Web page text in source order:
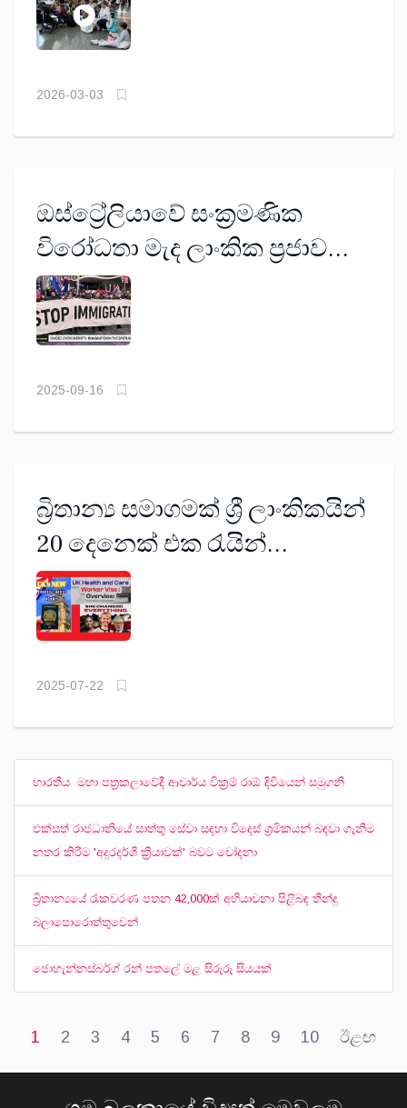
2026-03-03
ඔස්ට්‍රේලියාවේ සංක්‍රමණික
විරෝධතා මැද ලාංකික ප්‍රජාවගේ
අනාගතය කෙබඳු වේ ද?
2025-09-16
බ්‍රිතාන්‍ය සමාගමක් ශ්‍රී ලාංකිකයින්
20 දෙනෙක් එක රැයින්
සේවයෙන් පහ කරලා
2025-07-22
භාරතීය මහා පත්‍රකලාවේදී ආචාර්ය වික්‍රම් රාඕ දිවියෙන් සමුගනී
එක්සත් රාජධානියේ සාත්තු සේවා සඳහා විදෙස් ශ්‍රමිකයන් බඳවා ගැනීම
නතර කිරීම 'අදූරදර්ශී ක්‍රියාවක්' බවට චෝදනා
බ්‍රිතාන්‍යයේ රැකවරණ පතන 42,000ක් අභියාචනා පිළිබඳ තීන්දු
බලාපොරොත්තුවෙන්
ජොහැන්නස්බර්ග් රන් පතලේ මළ සිරුරු සියයක්
1 2 3 4 5 6 7 8 9 10 ඊළඟ